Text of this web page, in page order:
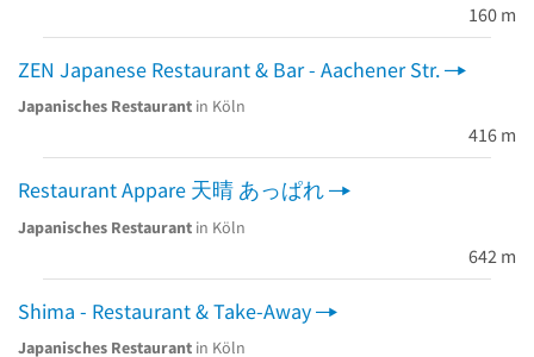
160 m
ZEN Japanese Restaurant & Bar - Aachener Str.
Japanisches Restaurant in Köln
416 m
Restaurant Appare 天晴 あっぱれ
Japanisches Restaurant in Köln
642 m
Shima - Restaurant & Take-Away
Japanisches Restaurant in Köln